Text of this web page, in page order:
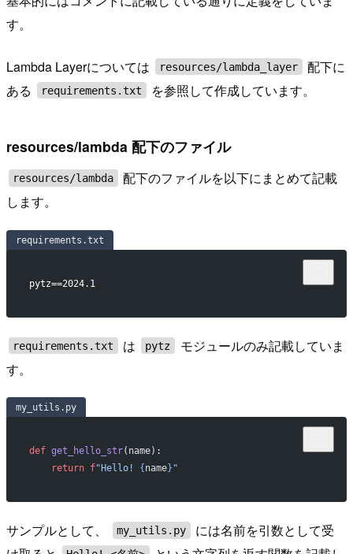
す。
Lambda Layerについては resources/lambda_layer
配下に
ある
requirements.txt を参照して作成しています。
resources/lambda 配下のファイル
resources/lambda
配下のファイルを以下にまとめて記載
します。
requirements.txt
pytz==2024.1
requirements.txt は pytz
モジュールのみ記載していま
す。
my_utils.py
def get_hello_str(name):
    return
f"Hello! { name} "
サンプルとして、 my_utils.py
には名前を引数として受